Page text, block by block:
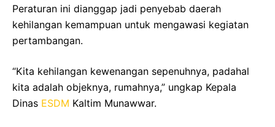
Peraturan ini dianggap jadi penyebab daerah
kehilangan kemampuan untuk mengawasi kegiatan
pertambangan.
“Kita kehilangan kewenangan sepenuhnya, padahal
kita adalah objeknya, rumahnya,” ungkap Kepala
Dinas ESDM Kaltim Munawwar.